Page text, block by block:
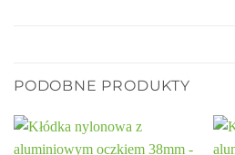
PODOBNE PRODUKTY